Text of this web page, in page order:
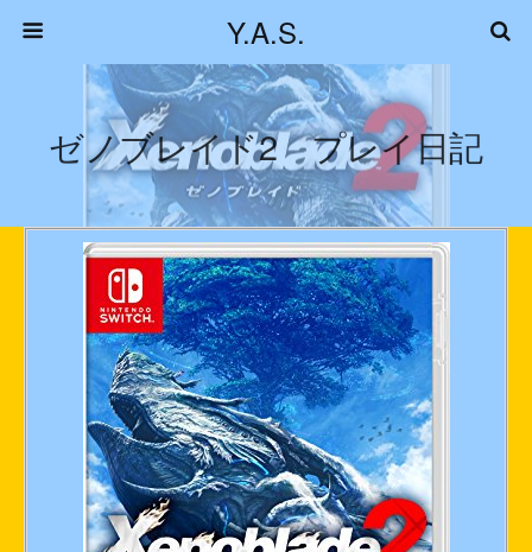
Y.A.S.
ゼノブレイド2 プレイ日記